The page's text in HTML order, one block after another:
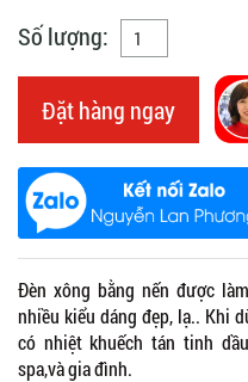
Số lượng:
Đặt hàng ngay
Đèn xông bằng nến được
nhiều kiểu dáng đẹp, lạ.. Khi
có nhiệt khuếch tán tinh
spa,và gia đình.